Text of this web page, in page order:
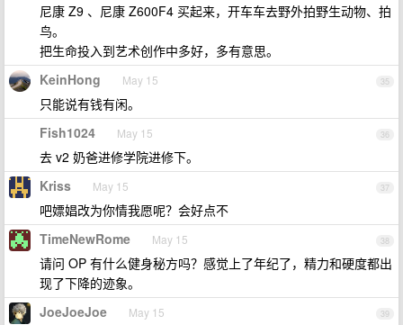
尼康 Z9 、尼康 Z600F4 买起来，开车车去野外拍野生动物、拍
鸟。
把生命投入到艺术创作中多好，多有意思。
35
KeinHong May 15
只能说有钱有闲。
36
Fish1024 May 15
去 v2 奶爸进修学院进修下。
37
Kriss May 15
吧嫖娼改为你情我愿呢？会好点不
38
TimeNewRome May 15
请问 OP 有什么健身秘方吗？感觉上了年纪了，精力和硬度都出
现了下降的迹象。
39
JoeJoeJoe May 15